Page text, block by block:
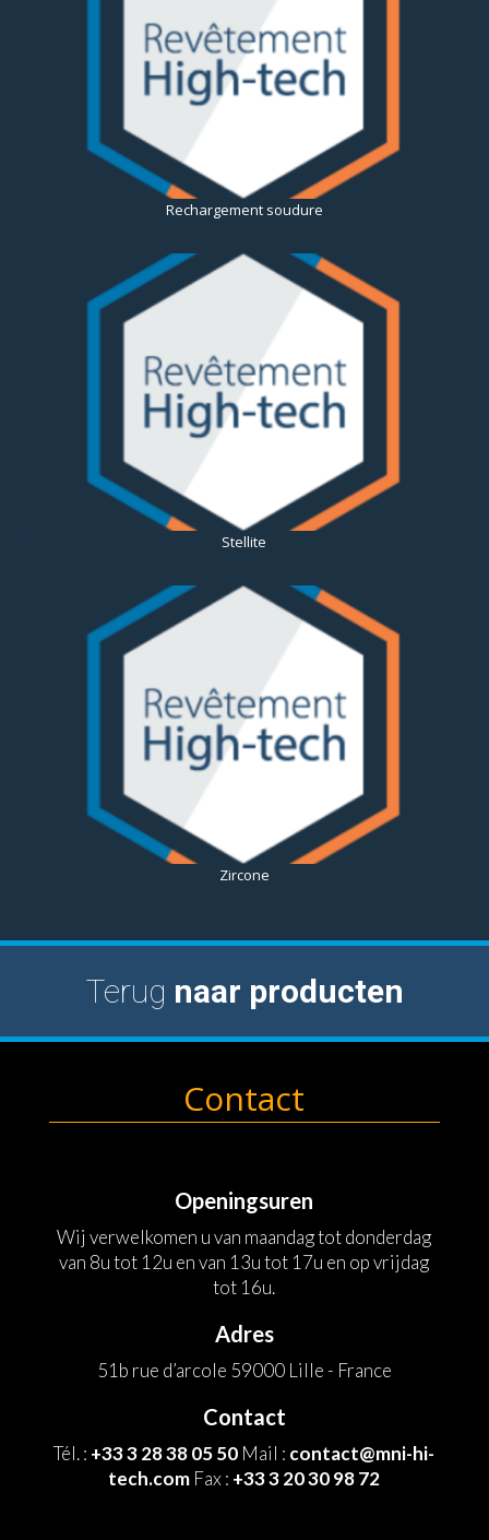
Rechargement soudure
Stellite
Zircone
Terug naar producten
Contact
Openingsuren
Wij verwelkomen u van maandag tot donderdag
van 8u tot 12u en van 13u tot 17u en op vrijdag
tot 16u.
Adres
51b rue d’arcole 59000 Lille - France
Contact
Tél. : +33 3 28 38 05 50 Mail : contact@mni-hi-
tech.com Fax : +33 3 20 30 98 72